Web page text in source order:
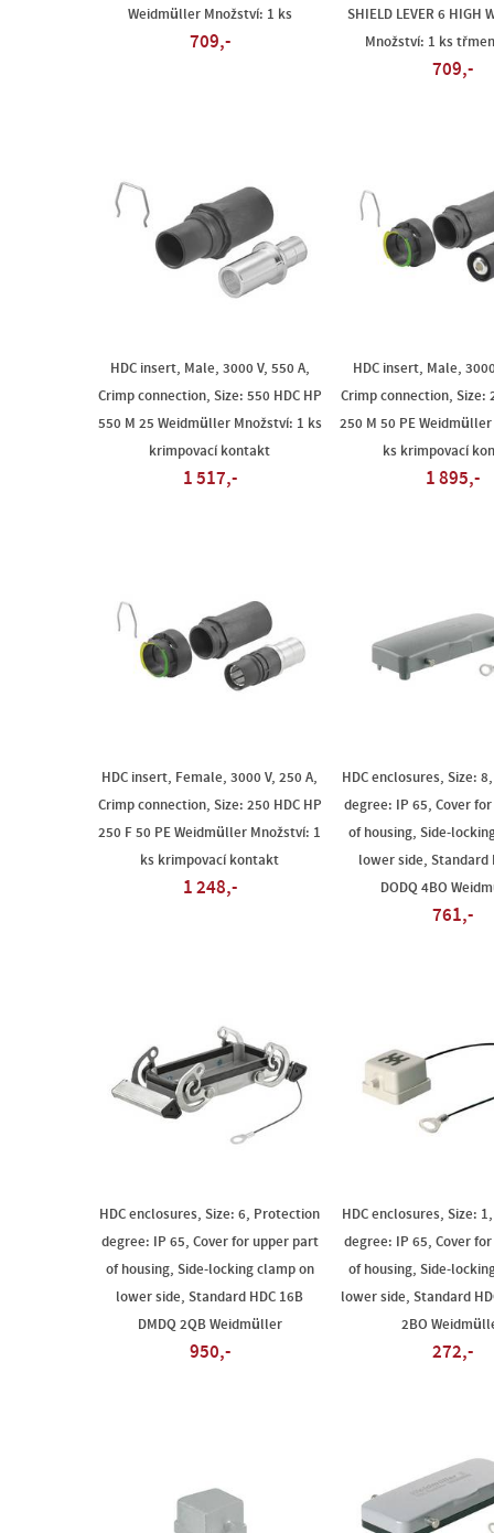
Weidmüller Množství: 1 ks
709,-
SHIELD LEVER 6 HIGH
Množství: 1 ks
709,-
HDC insert, Male, 3000 V, 550 A,
Crimp connection, Size: 550 HDC HP
550 M 25 Weidmüller Množství: 1 ks
krimpovací kontakt
1 517,-
HDC insert, Male,
Crimp connection, Size:
250 M 50 PE
ks krimpovací
1 895,-
HDC insert, Female, 3000 V, 250 A,
Crimp connection, Size: 250 HDC HP
250 F 50 PE Weidmüller Množství: 1
ks krimpovací kontakt
1 248,-
HDC enclosures, Size:
degree: IP 65, Cover
of housing, Side-
lower side, Standard
DODQ 4BO
761,-
HDC enclosures, Size: 6, Protection
degree: IP 65, Cover for upper part
of housing, Side-locking clamp on
lower side, Standard HDC 16B
DMDQ 2QB Weidmüller
950,-
HDC enclosures, Size:
degree: IP 65, Cover
of housing, Side-
lower side, Standard
2BO
272,-